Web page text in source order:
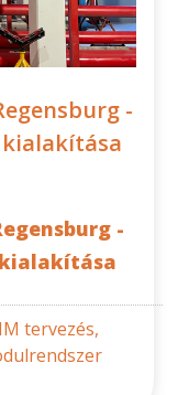
-
-
tervezés,